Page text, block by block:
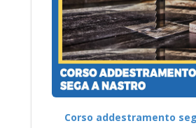
Corso addestramento